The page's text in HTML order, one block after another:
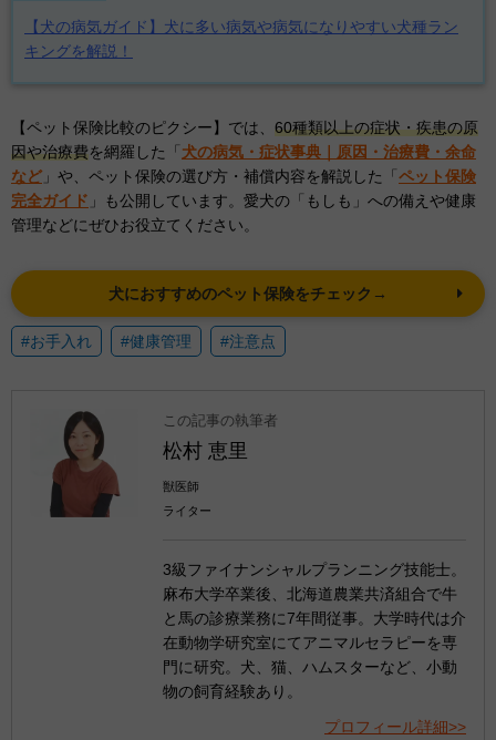
【犬の病気ガイド】犬に多い病気や病気になりやすい犬種ラン
キングを解説！
【ペット保険比較のピクシー】では、 60種類以上の症状・疾患の原
因や治療費を網羅した「 犬の病気・症状事典｜原因・治療費・余命
など」や、ペット保険の選び方・補償内容を解説した「 ペット保険
完全ガイド 」も公開しています。愛犬の「もしも」への備えや健康
管理などにぜひお役立てください。
犬におすすめのペット保険をチェック→
#お手入れ #健康管理 #注意点
この記事の執筆者
松村 恵里
獣医師
ライター
3級ファイナンシャルプランニング技能士。
麻布大学卒業後、北海道農業共済組合で牛
と馬の診療業務に7年間従事。大学時代は介
在動物学研究室にてアニマルセラピーを専
門に研究。犬、猫、ハムスターなど、小動
物の飼育経験あり。
プロフィール詳細>>